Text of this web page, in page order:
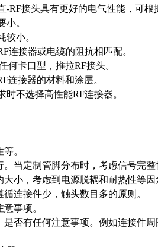
-RF接头具有更好的电气性能，可
小。
较小。
连接器或电缆的阻抗相匹配。
何卡口型，推拉RF接头。
连接器的材料和涂层。
时不选择高性能RF连接器。
。
。当定制管脚分布时，考虑信号完
大小，考虑到电源脱耦和耐热性等因
连接件少，触头数目多的原则。
事项。
是否有任何注意事项。例如连接件